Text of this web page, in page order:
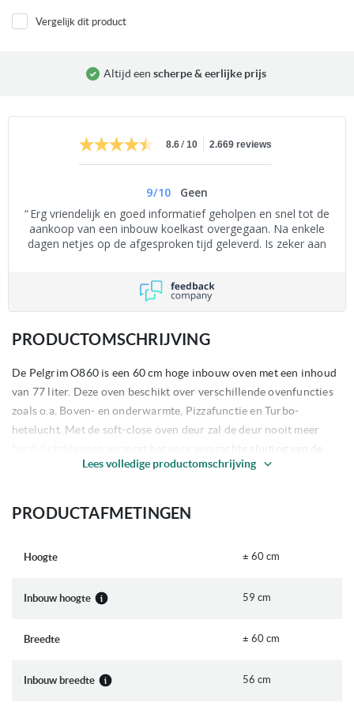
Vergelijk dit product
Altijd een scherpe & eerlijke prijs
8.6/ 10 2.669 reviews
9/10
Geen
Erg vriendelijk en goed informatief geholpen en snel tot de
aankoop van een inbouw koelkast overgegaan. Na enkele
dagen netjes op de afgesproken tijd geleverd. Is zeker aan
PRODUCTOMSCHRIJVING
De Pelgrim O860 is een 60 cm hoge inbouw oven met een inhoud
van 77 liter. Deze oven beschikt over verschillende ovenfuncties
zoals o.a. Boven- en onderwarmte, Pizzafunctie en Turbo-
hetelucht. Met de soft-close oven deur zal de deur nooit meer
hard dichtklappen en zorgt het voor een zachte sluiting van de
deur. Met de bijgeleverde speciaal ontworpen AirFry bakmand
olie nodig is.
60 cm hoog | Inbouw
Uitvoering: zwart glas
Aqua Clean functie
Emaille binnenruimte; voorkomt vuilaanhechting
Lees volledige productomschrijving
PRODUCTAFMETINGEN
Hoogte ± 60 cm
Inbouw hoogte 59 cm
Breedte ± 60 cm
Inbouw breedte 56 cm